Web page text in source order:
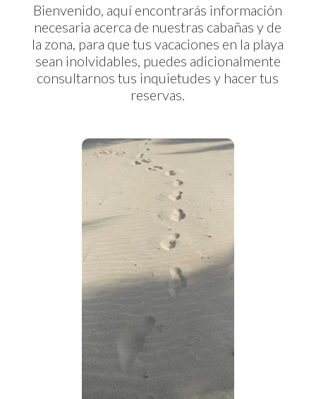
Bienvenido, aquí encontrarás información
necesaria acerca de nuestras cabañas y de
la zona, para que tus vacaciones en la playa
sean inolvidables, puedes adicionalmente
consultarnos tus inquietudes y hacer tus
reservas.